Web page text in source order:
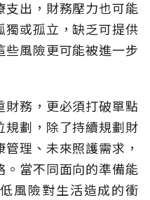
出，財務壓力也可能
或孤立，缺乏可提供
風險更可能被進一步
務，更必須打破單點
劃，除了持續規劃財
理、未來照護需求，
當不同面向的準備能
風險對生活造成的衝